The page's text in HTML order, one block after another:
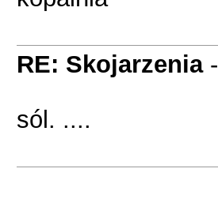
RE: Skojarzenia-
sól. ....